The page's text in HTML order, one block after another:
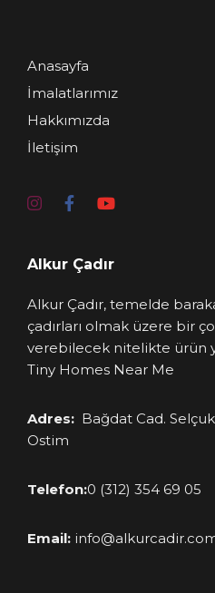
Anasayfa
İmalatlarımız
Hakkımızda
İletişim
Alkur Çadır
Alkur Çadır, temelde
çadırları olmak üzere bir
verebilecek nitelikte ürün
Tiny Homes Near Me
Adres: Bağdat Cad.
Ostim
Telefon:0 (312) 354 69 05
Email: